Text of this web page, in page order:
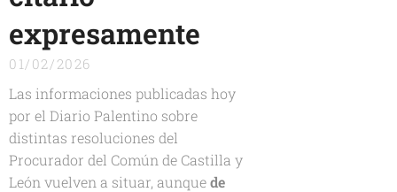
expresamente
01/02/2026
Las informaciones publicadas hoy
por el Diario Palentino sobre
distintas resoluciones del
Procurador del Común de Castilla y
León vuelven a situar, aunquede